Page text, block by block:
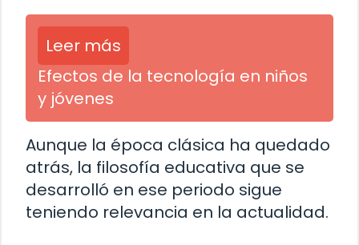
Leer más
Efectos de la tecnología en niños
y jóvenes
Aunque la época clásica ha quedado
atrás, la filosofía educativa que se
desarrolló en ese periodo sigue
teniendo relevancia en la actualidad.